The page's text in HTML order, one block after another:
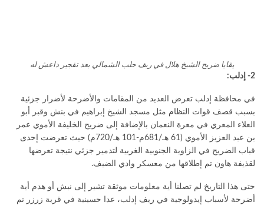
يقايا ضريح الشيخ هلال في ريف حلب الشمالي بعد تفجير داعش له
2- إدلب:
في محافظة إدلب تعرض العديد من المقامات والأضرحة لأضرار جزئية
بسبب قصف قوات النظام مثل مسجد الشيخ إبراهيم في بنش وقبر أبو
العلاء المعري في معرة النعمان بالإضافة إلى ضريح الخليفة الأموي عمر
بن عبد العزيز الأموي (61 هـ/681م-101 هـ/720م) حيث تعرضت إحدى
قباب الضريح في الزاوية الجنوبية الغربية لتدمير جزئي نتيجة تعرضها
لقذيفة هاون تم إطلاقها من معسكر وادي الضيف.
حتى هذا التاريخ لم تصلنا أية معلومات موثقة تشير إلى نبش أو هدم أية
أضرحة لأسباب إيدولوجية في ريف إدلب، عدا حسينية في قرية زرزر تم